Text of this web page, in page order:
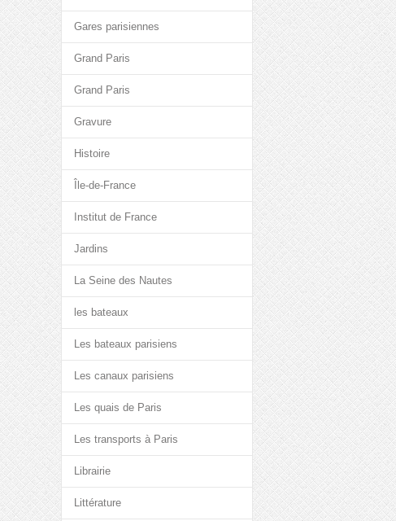
Gares parisiennes
Grand Paris
Grand Paris
Gravure
Histoire
Île-de-France
Institut de France
Jardins
La Seine des Nautes
les bateaux
Les bateaux parisiens
Les canaux parisiens
Les quais de Paris
Les transports à Paris
Librairie
Littérature